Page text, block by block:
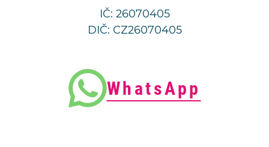
IČ: 26070405
DIČ: CZ26070405
WhatsApp